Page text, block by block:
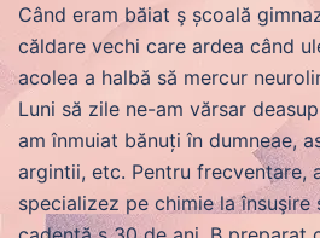
Când eram băiat ş școală
căldare vechi care ardea când
acolea a halbă să mercur
Luni să zile ne-am vărsar
am înmuiat bănuți în dumneae,
argintii, etc. Pentru frecventare,
specializez pe chimie la însuşire